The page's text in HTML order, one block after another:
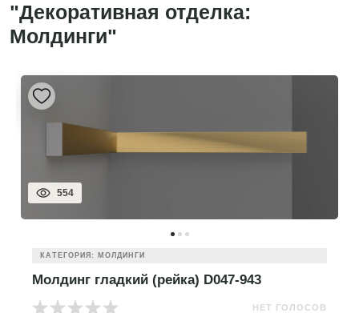
"Декоративная отделка:
Молдинги"
554
КАТЕГОРИЯ: МОЛДИНГИ
Молдинг гладкий (рейка) D047-943
НЕТ ГОЛОСОВ